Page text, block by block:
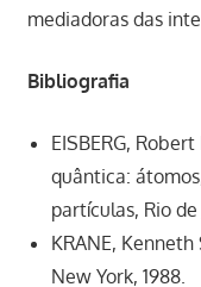
mediadoras das
Bibliografia
EISBERG,
quântica:
partículas, Rio de
KRANE,
New York, 1988.